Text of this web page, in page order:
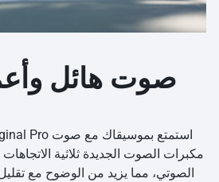
صوت هائل
مكبرات الصوت الجديدة ثلاثية
الصوتي، مما يزيد من الوضوح مع